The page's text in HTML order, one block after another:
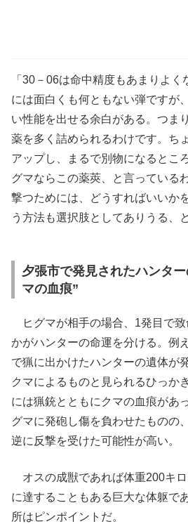
「30－06は命中精度もあまりよ
には面白くも何ともない弾ですが
い性能を出せる余白がある。つま
薬を多く詰められるわけです。ち
アップし、まるで別物になるとこ
グマならこの薬莢、と言っている
撃つためには、どうすればいいか
う方法も選択肢としてありうる、と
夕張市で発見されたハンタ
マの血痕”
ヒグマが相手の場合、1発目で
かがハンターの命運を分ける。例
で猟に出かけたハンターの遺体が
クマによるものと見られるひっか
には猟銃とともにクマの血痕があ
グマに発砲し傷を負わせたものの
逆に反撃を受けた可能性が高い。
オスの成獣であれば体重200キ
に達することもある巨大な体躯で
所はピンポイントだ。